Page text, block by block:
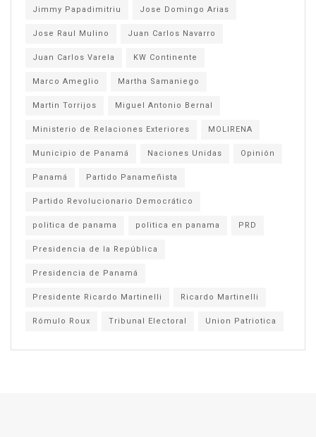
Jimmy Papadimitriu Jose Domingo Arias
Jose Raul Mulino Juan Carlos Navarro
Juan Carlos Varela KW Continente
Marco Ameglio Martha Samaniego
Martin Torrijos Miguel Antonio Bernal
Ministerio de Relaciones Exteriores MOLIRENA
Municipio de Panamá Naciones Unidas Opinión
Panamá Partido Panameñista
Partido Revolucionario Democrático
politica de panama politica en panama PRD
Presidencia de la República
Presidencia de Panamá
Presidente Ricardo Martinelli Ricardo Martinelli
Rómulo Roux Tribunal Electoral Union Patriotica